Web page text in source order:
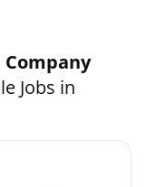
Jobs in